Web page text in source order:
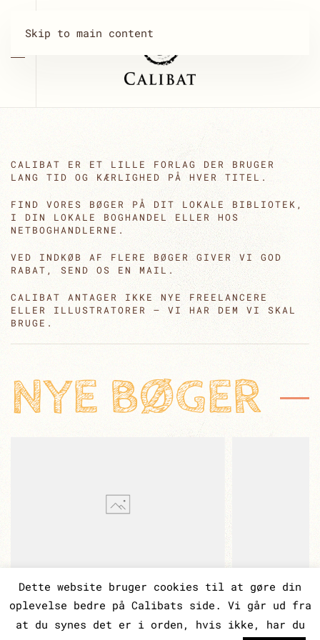
Skip to main content
CALIBAT ER ET LILLE FORLAG DER BRUGER
LANG TID OG KÆRLIGHED PÅ HVER TITEL.
FIND VORES BØGER PÅ DIT LOKALE BIBLIOTEK,
I DIN LOKALE BOGHANDEL ELLER HOS
NETBOGHANDLERNE.
VED INDKØB AF FLERE BØGER GIVER VI GOD
RABAT, SEND OS EN MAIL.
CALIBAT ANTAGER IKKE NYE FREELANCERE
ELLER ILLUSTRATORER – VI HAR DEM VI SKAL
BRUGE.
NYE BØGER
CALIBAT | ODENSEGADE 13, 3. TV | 2100
KØBENHAVN Ø | CVR 3203 2133 |
FORLAGSNUMMER 996065
Dette website bruger cookies til at gøre din
oplevelse bedre på Calibats side. Vi går ud fra
at du synes det er i orden, hvis ikke, har du